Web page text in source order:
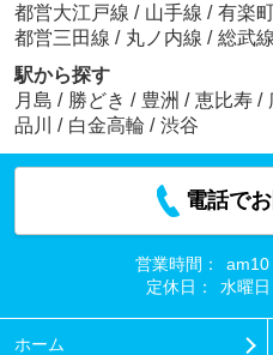
都営大江戸線 / 山手線 / 有楽
都営三田線 / 丸ノ内線 / 総武線
駅から探す
月島 / 勝どき / 豊洲 / 恵比寿 /
品川
/ 白金高輪 / 渋谷
電話で
営業時間：
am10
定休日：
水曜
ホーム